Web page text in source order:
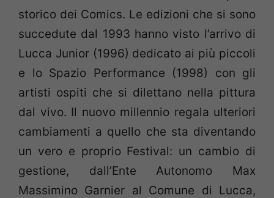
storico dei Comics. Le edizioni che si sono
succedute dal 1993 hanno visto l’arrivo di
Lucca Junior (1996) dedicato ai più piccoli
e lo Spazio Performance (1998) con gli
artisti ospiti che si dilettano nella pittura
dal vivo. Il nuovo millennio regala ulteriori
cambiamenti a quello che sta diventando
un vero e proprio Festival: un cambio di
gestione, dall’Ente Autonomo Max
Massimino Garnier al Comune di Lucca,